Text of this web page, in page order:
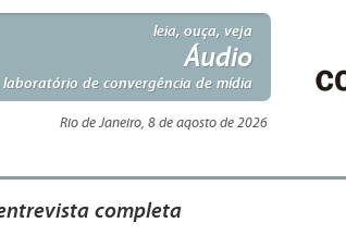
leia, ouça, veja
Áudio
laboratório de convergência de mídia
Rio de Janeiro, 8 de agosto de 2026
completa